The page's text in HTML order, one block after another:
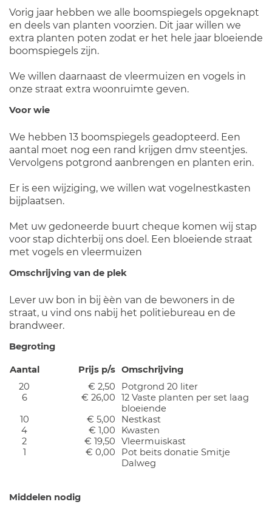
Vorig jaar hebben we alle boomspiegels opgeknapt
en deels van planten voorzien. Dit jaar willen we
extra planten poten zodat er het hele jaar bloeiende
boomspiegels zijn.
We willen daarnaast de vleermuizen en vogels in
onze straat extra woonruimte geven.
Voor wie
We hebben 13 boomspiegels geadopteerd. Een
aantal moet nog een rand krijgen dmv steentjes.
Vervolgens potgrond aanbrengen en planten erin.
Er is een wijziging, we willen wat vogelnestkasten
bijplaatsen.
Met uw gedoneerde buurt cheque komen wij stap
voor stap dichterbij ons doel. Een bloeiende straat
met vogels en vleermuizen
Omschrijving van de plek
Lever uw bon in bij èèn van de bewoners in de
straat, u vind ons nabij het politiebureau en de
brandweer.
Begroting
Aantal Prijs p/s Omschrijving
20
€ 2,50
Potgrond 20 liter
6
€ 26,00
12 Vaste planten per set laag
bloeiende
10
€ 5,00
Nestkast
4
€ 1,00
Kwasten
2
€ 19,50
Vleermuiskast
1
€ 0,00
Pot beits donatie Smitje
Dalweg
Middelen nodig